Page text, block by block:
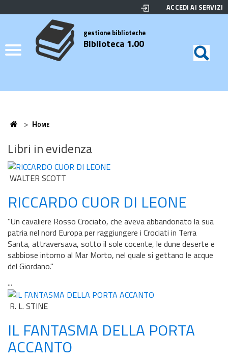
Elenco
Credits
ACCEDI AI SERVIZI
Biblioteca gestione biblioteche
Biblioteca 1.00 di
Home
> Home
Libri in evidenza
WALTER SCOTT
RICCARDO CUOR DI LEONE
"Un cavaliere Rosso Crociato, che aveva abbandonato la sua
patria nel nord Europa per raggiungere i Crociati in Terra
Santa, attraversava, sotto il sole cocente, le dune deserte e
sabbiose intorno al Mar Morto, nel quale si gettano le acque
del Giordano."
...
R. L. STINE
IL FANTASMA DELLA PORTA
ACCANTO